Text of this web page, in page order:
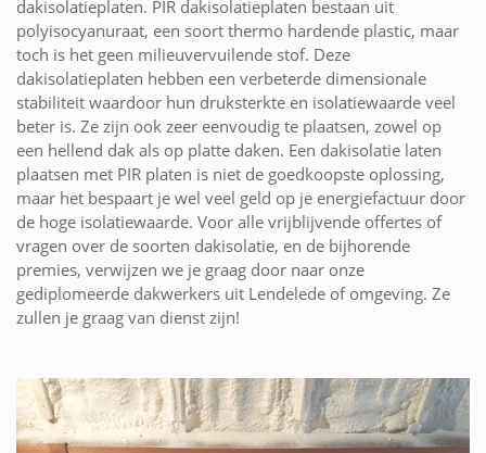
dakisolatieplaten. PIR dakisolatieplaten bestaan uit
polyisocyanuraat, een soort thermo hardende plastic, maar
toch is het geen milieuvervuilende stof. Deze
dakisolatieplaten hebben een verbeterde dimensionale
stabiliteit waardoor hun druksterkte en isolatiewaarde veel
beter is. Ze zijn ook zeer eenvoudig te plaatsen, zowel op
een hellend dak als op platte daken. Een dakisolatie laten
plaatsen met PIR platen is niet de goedkoopste oplossing,
maar het bespaart je wel veel geld op je energiefactuur door
de hoge isolatiewaarde. Voor alle vrijblijvende offertes of
vragen over de soorten dakisolatie, en de bijhorende
premies, verwijzen we je graag door naar onze
gediplomeerde dakwerkers uit Lendelede of omgeving. Ze
zullen je graag van dienst zijn!